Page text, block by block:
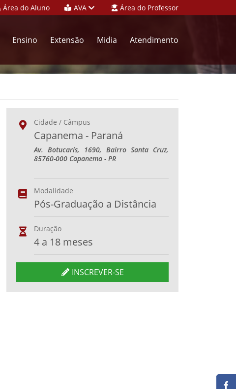
Área do Aluno AVA Área do Professor
Ensino Extensão Midia Atendimento
Cidade / Câmpus
Capanema - Paraná
Av. Botucaris, 1690, Bairro Santa Cruz,
85760-000 Capanema - PR
Modalidade
Pós-Graduação a Distância
Duração
4 a 18 meses
INSCREVER-SE